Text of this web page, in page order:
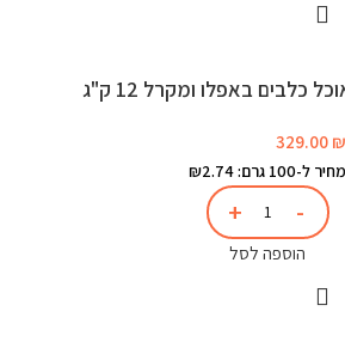
כלבים באפלו ומקרל 12 ק"ג
329.00 ₪
מחיר ל-100 גרם: ₪2.74
הוספה לסל